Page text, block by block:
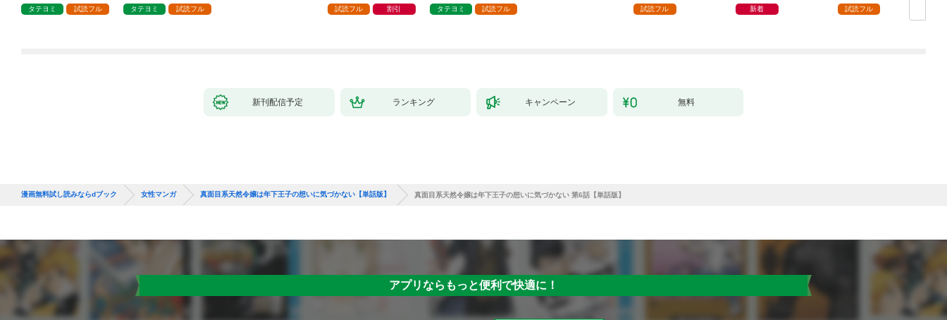
タテヨミ 試読フル タテヨミ 試読フル 試読フル 割引 タテヨミ 試読フル 試読フル 新着 試読フル
新刊配信予定 ランキング キャンペーン 無料
漫画無料試し読みならdブック 女性マンガ 真面目系天然令嬢は年下王子の想いに気づかない【単話版】 真面目系天然令嬢は年下王子の想いに気づかない 第6話【単話版】
アプリならもっと便利で快適に！